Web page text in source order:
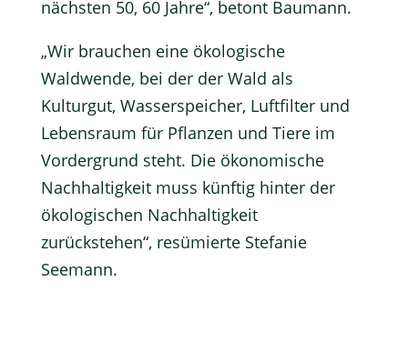
nächsten 50, 60 Jahre“, betont Baumann.
„Wir brauchen eine ökologische
Waldwende, bei der der Wald als
Kulturgut, Wasserspeicher, Luftfilter und
Lebensraum für Pflanzen und Tiere im
Vordergrund steht. Die ökonomische
Nachhaltigkeit muss künftig hinter der
ökologischen Nachhaltigkeit
zurückstehen“, resümierte Stefanie
Seemann.